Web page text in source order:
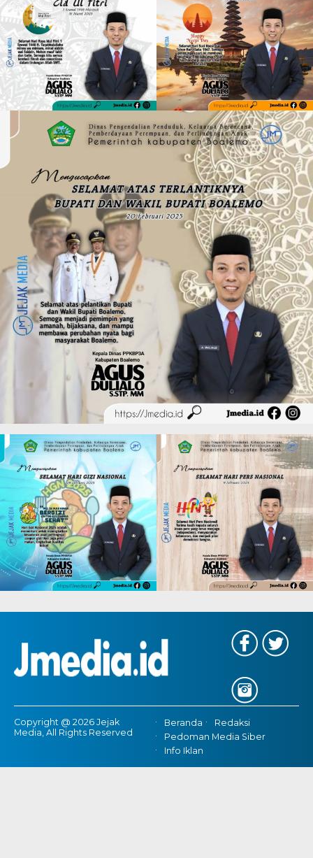
Copyright @ 2026 Jejak
Media, All Rights Reserved
Beranda
Redaksi
Pedoman Media Siber
Info Iklan